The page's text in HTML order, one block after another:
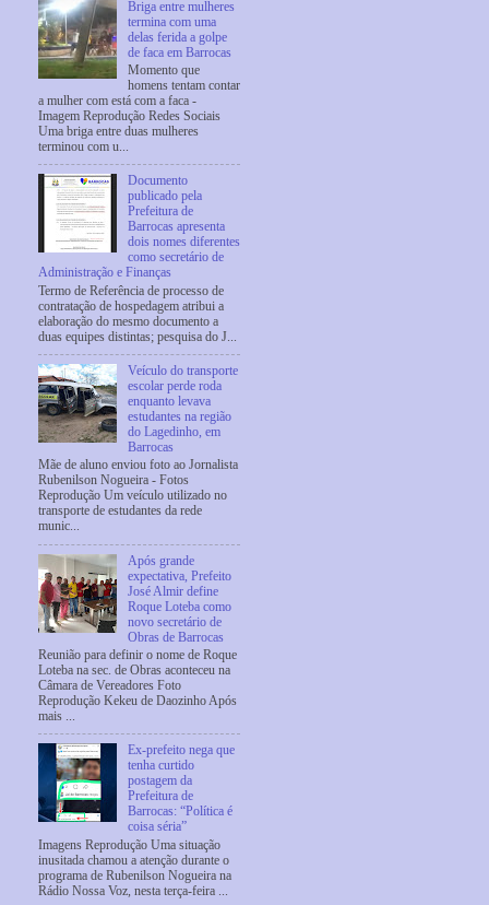
Briga entre mulheres
termina com uma
delas ferida a golpe
de faca em Barrocas
Momento que
homens tentam contar
a mulher com está com a faca -
Imagem Reprodução Redes Sociais
Uma briga entre duas mulheres
terminou com u...
Documento
publicado pela
Prefeitura de
Barrocas apresenta
dois nomes diferentes
como secretário de
Administração e Finanças
Termo de Referência de processo de
contratação de hospedagem atribui a
elaboração do mesmo documento a
duas equipes distintas; pesquisa do J...
Veículo do transporte
escolar perde roda
enquanto levava
estudantes na região
do Lagedinho, em
Barrocas
Mãe de aluno enviou foto ao Jornalista
Rubenilson Nogueira - Fotos
Reprodução Um veículo utilizado no
transporte de estudantes da rede
munic...
Após grande
expectativa, Prefeito
José Almir define
Roque Loteba como
novo secretário de
Obras de Barrocas
Reunião para definir o nome de Roque
Loteba na sec. de Obras aconteceu na
Câmara de Vereadores Foto
Reprodução Kekeu de Daozinho Após
mais ...
Ex-prefeito nega que
tenha curtido
postagem da
Prefeitura de
Barrocas: “Política é
coisa séria”
Imagens Reprodução Uma situação
inusitada chamou a atenção durante o
programa de Rubenilson Nogueira na
Rádio Nossa Voz, nesta terça-feira ...